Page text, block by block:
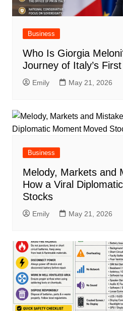
Business
Who Is Giorgia
Journey of Italy’s
Emily May 21, 2026
Business
Melody, Markets and
How a Viral
Stocks
Emily May 21, 2026